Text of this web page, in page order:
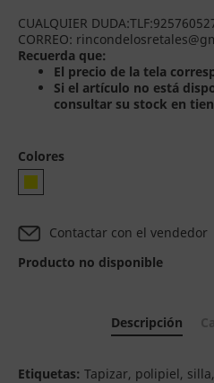
CUALQUIER
CORREO:
Recuerda que:
El precio de la tela
Si el artículo no está
consultar su stock en
Colores
Contactar con el vendedor
Producto no disponible
Descripción
Etiquetas: Tapizar, polipiel,